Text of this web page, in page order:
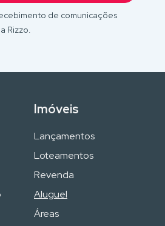
de comunicações
Rizzo.
Imóveis
Lançamentos
Loteamentos
Revenda
Aluguel
Áreas